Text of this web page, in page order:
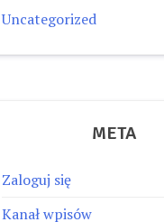
Uncategorized
META
Zaloguj się
Kanał wpisów